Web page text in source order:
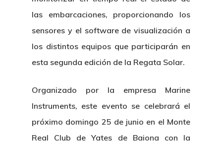
las embarcaciones, proporcionando los
sensores y el software de visualización a
los distintos equipos que participarán en
esta segunda edición de la Regata Solar.
Organizado por la empresa Marine
Instruments, este evento se celebrará el
próximo domingo 25 de junio en el Monte
Real Club de Yates de Baiona con la